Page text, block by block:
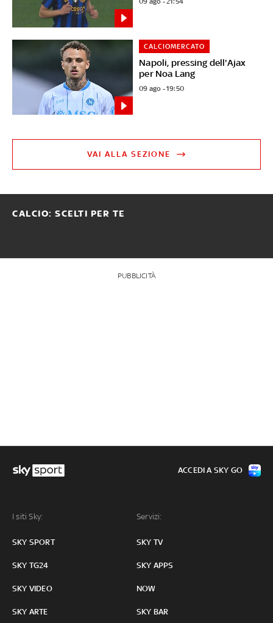
Napoli, pressing dell'Ajax
per Noa Lang
CALCIOMERCATO
09 ago - 19:50
VAI ALLA SEZIONE
CALCIO: SCELTI PER TE
PUBBLICITÀ
I siti Sky:
SKY SPORT
SKY TG24
SKY VIDEO
SKY ARTE
Servizi:
SKY TV
SKY APPS
NOW
SKY BAR
ACCEDI A SKY GO